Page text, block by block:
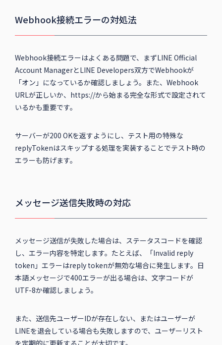
Webhook接続エラーの対処法
Webhook接続エラーはよくある問題で、まずLINE Official
Account ManagerとLINE Developers双方でWebhookが
「オン」になっているか確認しましょう。また、Webhook
URLが正しいか、https://から始まる完全な形式で設定されて
いるかも重要です。
サーバーが200 OKを返すようにし、テスト用の特殊な
replyTokenはスキップする処理を実装することでテスト時の
エラーも防げます。
メッセージ送信失敗時の対応
メッセージ送信が失敗した場合は、ステータスコードを確認
し、エラー内容を特定します。たとえば、「Invalid reply
token」エラーはreply tokenが無効な場合に発生します。日
本語メッセージで400エラーが出る場合は、文字コードが
UTF-8か確認しましょう。
また、送信先ユーザーIDが存在しない、またはユーザーが
LINEを退会している場合も失敗しますので、ユーザーリスト